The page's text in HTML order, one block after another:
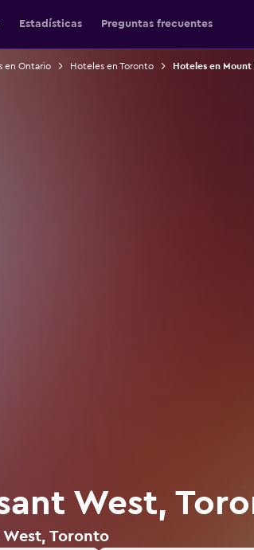
Estadísticas Preguntas frecuentes
en Ontario Hoteles en Toronto Hoteles en Mount
West,
Toronto